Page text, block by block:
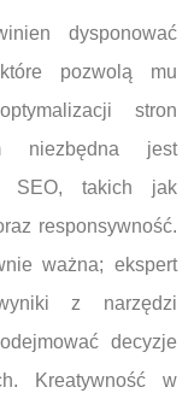
dysponować
pozwolą mu
stron
niezbędna jest
SEO, takich jak
responsywność.
ważna; ekspert
z narzędzi
decyzje
Kreatywność w